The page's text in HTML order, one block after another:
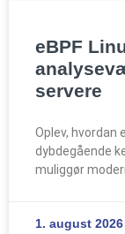
eBPF
servere
Oplev, hvordan
dybdegående
muliggør
1. august 2026